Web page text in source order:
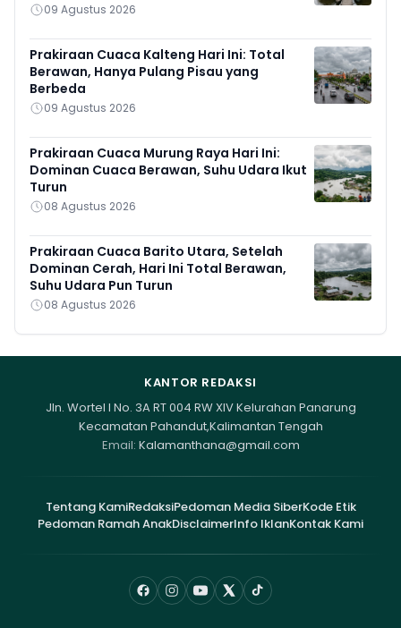
09 Agustus 2026
Prakiraan Cuaca Kalteng Hari Ini: Total
Berawan, Hanya Pulang Pisau yang
Berbeda
09 Agustus 2026
Prakiraan Cuaca Murung Raya Hari Ini:
Dominan Cuaca Berawan, Suhu Udara Ikut
Turun
08 Agustus 2026
Prakiraan Cuaca Barito Utara, Setelah
Dominan Cerah, Hari Ini Total Berawan,
Suhu Udara Pun Turun
08 Agustus 2026
KANTOR REDAKSI
Jln. Wortel I No. 3A RT 004 RW XIV Kelurahan Panarung
Kecamatan Pahandut,Kalimantan Tengah
Email: Kalamanthana@gmail.com
Tentang KamiRedaksiPedoman Media SiberKode Etik
Pedoman Ramah AnakDisclaimerInfo IklanKontak Kami